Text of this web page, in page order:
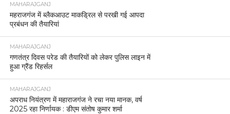
MAHARAJGANJ
महराजगंज में ब्लैकआउट माकड्रिल से परखी गई आपदा
प्रबंधन की तैयारियां
MAHARAJGANJ
गणतंत्र दिवस परेड की तैयारियों को लेकर पुलिस लाइन में
हुआ ग्रैंड रिहर्सल
MAHARAJGANJ
अपराध नियंत्रण में महाराजगंज ने रचा नया मानक, वर्ष
2025 रहा निर्णायक : डीएम संतोष कुमार शर्मा